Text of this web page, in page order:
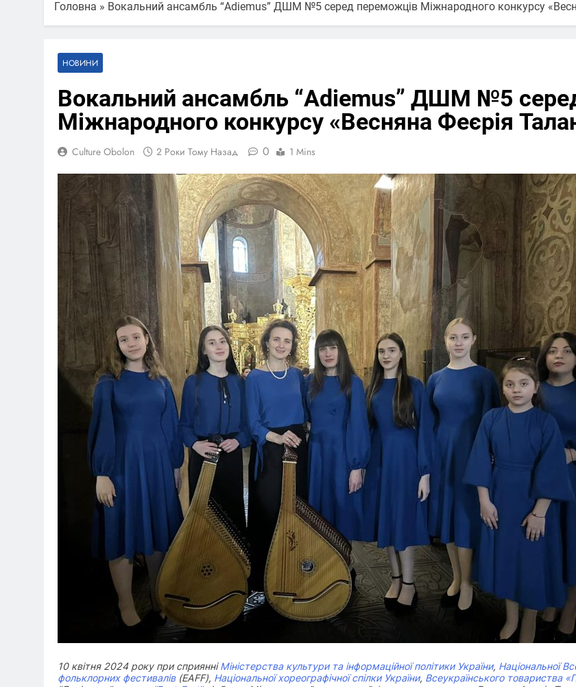
Головна » Вокальний ансамбль “Adiemus” ДШМ №5 серед переможців Міжнародного конкурсу
НОВИНИ
Вокальний ансамбль “Adiemus” ДШМ №5
Міжнародного конкурсу «Весняна Феєрія
Culture Obolon 2 Роки Тому Назад 0 1 Mins
10 квітня 2024 року при сприянніМіністерства культури та інформаційної політики України, Національної
фольклорних фестивалів(ЕАFF), Національної хореографічної спілки України, Всеукраїнського товариства